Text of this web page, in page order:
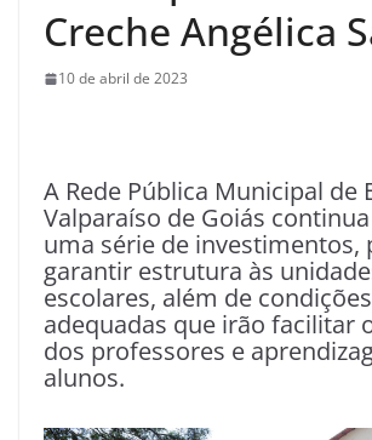
Creche Angélica
10 de abril de 2023
A Rede Pública Municipal de
Valparaíso de Goiás
uma série de investimentos,
garantir estrutura às
escolares, além de condições
adequadas que irão facilitar
dos professores e
alunos.